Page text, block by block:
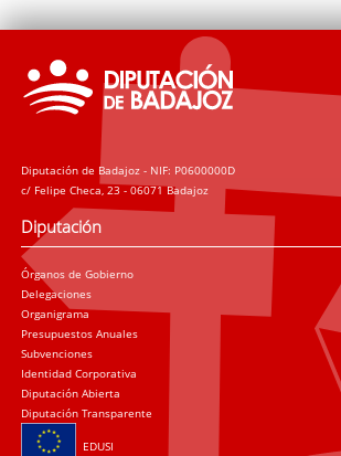
Diputación de Badajoz - NIF: P0600000D
c/ Felipe Checa, 23 - 06071 Badajoz
Diputación
Órganos de Gobierno
Delegaciones
Organigrama
Presupuestos Anuales
Subvenciones
Identidad Corporativa
Diputación Abierta
Diputación Transparente
EDUSI